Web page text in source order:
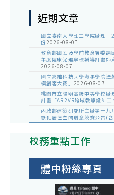
近期文章
國立臺南大學理工學院辦理
份2026-08-07
教育部國民及學前教育署委
年度健康促進學校輔導計畫
2026-08-07
國立高雄科技大學海事學院
模創客大賽」 2026-08-07
桃園市立陽明高級中等學校
計畫「AR2VR跨域教學設計工
內政部建築研究所主辦第十
慧化居住空間創意競賽公告(
校務重點工作
體中粉絲專頁